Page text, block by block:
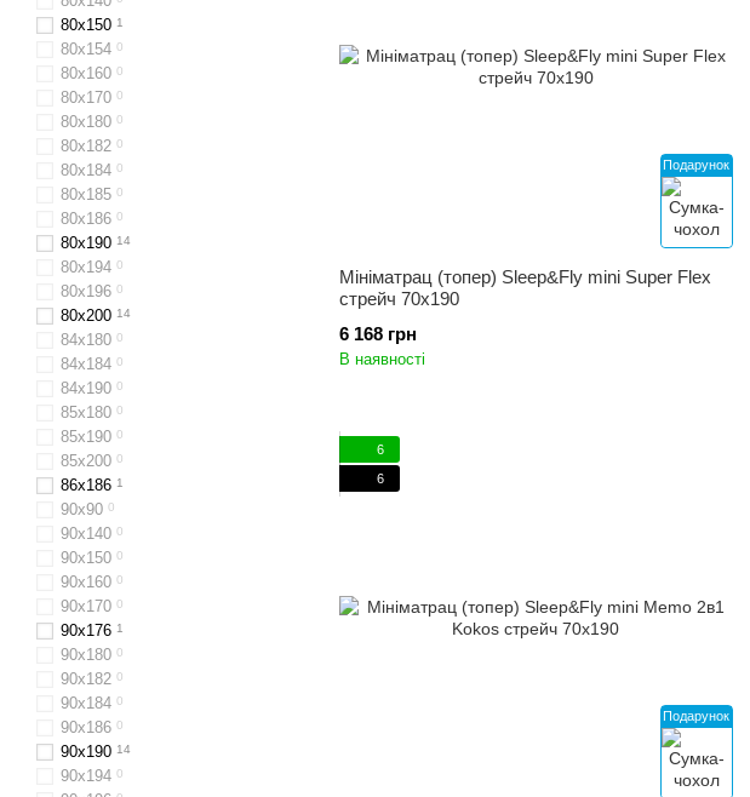
Подарунок
Мініматрац (топер) Sleep&Fly mini Super Flex
стрейч 70x190
6 168 грн
В наявності
Подарунок
6
6
80x150 1
80х154 0
80х160 0
80x170 0
80х180 0
80х182 0
80х184 0
80х185 0
80x186 0
80x190 14
80х194 0
80х196 0
80x200 14
84х180 0
84x184 0
84х190 0
85х180 0
85х190 0
85х200 0
86х186 1
90х90 0
90х140 0
90x150 0
90x160 0
90х170 0
90х176 1
90x180 0
90х182 0
90х184 0
90x186 0
90x190 14
90х194 0